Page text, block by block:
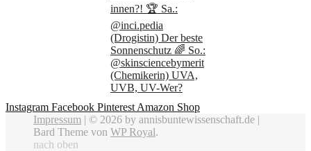
Instagram Facebook Pinterest Amazon Shop
Impressum | © 2026 by annisbuntewissenschaft.de |
Bard Theme von WP Royal.
nach oben